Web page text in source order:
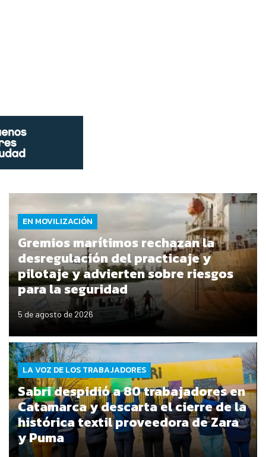
EN MOVILIZACIÓN
Gremios marítimos rechazan la
desregulación del practicaje y
pilotaje y advierten sobre riesgos
para la seguridad
5 de agosto de 2026
LA VOZ DE LOS TRABAJADORES
Sabri despidió a 80 trabajadores en
Catamarca y descarta el cierre de la
histórica textil proveedora de Zara
y Puma